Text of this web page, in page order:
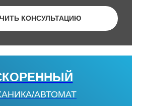
КОНСУЛЬТАЦИЮ
АВТОМАТ